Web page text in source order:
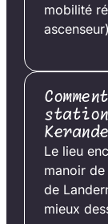
mobilité
Le lieu
manoir
de
mieux